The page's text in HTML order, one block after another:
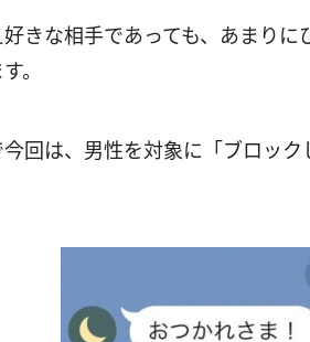
きな相手であっても、あまり
。
回は、男性を対象に「ブロッ